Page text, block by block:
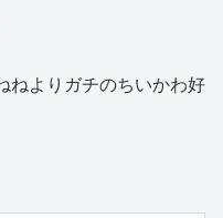
ねよりガチのちいかわ好